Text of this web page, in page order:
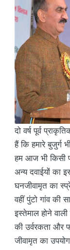
दो वर्ष पूर्व
हैं कि हमारे बुजुर्ग
हम आज भी किसी
अन्य दवाईयों का
घनजीवामृत का
वहीं पुंटो गांव की
इस्तेमाल होने
की उर्वरकता और
जीवामृत का